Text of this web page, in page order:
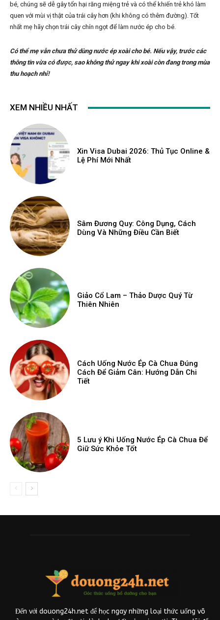
bé, chúng sẽ dễ gây tổn hại răng miệng trẻ và có thể khiến trẻ khó làm
quen với mùi vị thật của trái cây hơn (khi không có thêm đường). Tốt
nhất mẹ hãy chọn trái cây chín ngọt để làm nước ép cho bé.
Có thể mẹ vẫn chưa thử dùng nước ép xoài cho bé. Nếu vậy, trước các
thông tin vừa có được, sao không thử ngay khi xoài còn đang trong mùa
thu hoạch nhỉ!
XEM NHIỀU NHẤT
Xin Visa Dubai 2026: Thủ Tục Online &
Lệ Phí Mới Nhất
Sâm Đương Quy: Công Dụng, Cách
Dùng Và Những Điều Cần Biết
Giảo Cổ Lam – Thảo Dược Quý Từ
Thiên Nhiên
Cách Uống Nước Ép Cà Chua Đúng
Cách Để Giảm Cân: Hướng Dẫn Chi
Tiết
5 Lưu ý Khi Uống Nước Ép Cà Chua Để
Giữ Sức Khỏe Tốt
Đến với douong24h.net để học ngay những loại thức uống vô